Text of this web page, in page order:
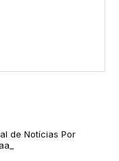
de Notícias Por